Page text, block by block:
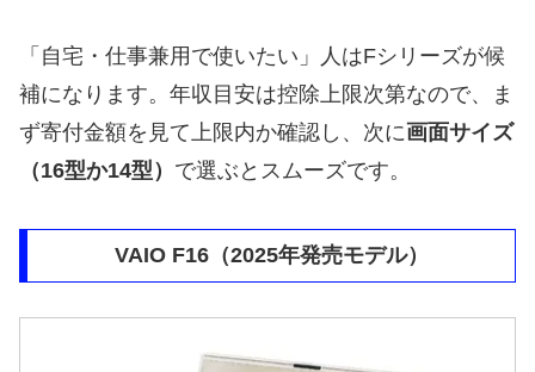
「自宅・仕事兼用で使いたい」人はFシリーズが候
補になります。年収目安は控除上限次第なので、ま
ず寄付金額を見て上限内か確認し、次に画面サイズ
（16型か14型） で選ぶとスムーズです。
VAIO F16（2025年発売モデル）